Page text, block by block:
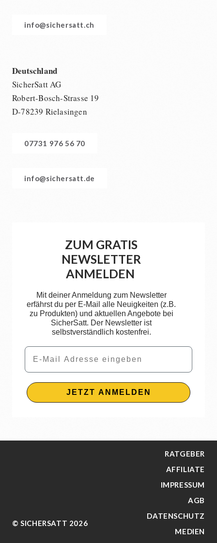
info@sichersatt.ch
Deutschland
SicherSatt AG
Robert-Bosch-Strasse 19
D-78239 Rielasingen
07731 976 56 70
info@sichersatt.de
ZUM GRATIS
NEWSLETTER
ANMELDEN
Mit deiner Anmeldung zum Newsletter
erfährst du per E-Mail alle Neuigkeiten (z.B.
zu Produkten) und aktuellen Angebote bei
SicherSatt. Der Newsletter ist
selbstverständlich kostenfrei.
Email
JETZT ANMELDEN
© SICHERSATT 2026
RATGEBER
AFFILIATE
IMPRESSUM
AGB
DATENSCHUTZ
MEDIEN